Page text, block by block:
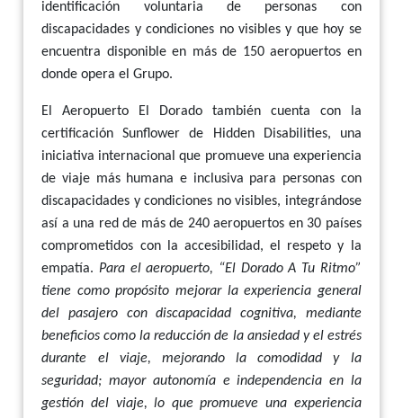
identificación voluntaria de personas con
discapacidades y condiciones no visibles y que hoy se
encuentra disponible en más de 150 aeropuertos en
donde opera el Grupo.
El Aeropuerto El Dorado también cuenta con la
certificación Sunflower de Hidden Disabilities, una
iniciativa internacional que promueve una experiencia
de viaje más humana e inclusiva para personas con
discapacidades y condiciones no visibles, integrándose
así a una red de más de 240 aeropuertos en 30 países
comprometidos con la accesibilidad, el respeto y la
empatía.Para el aeropuerto, “El Dorado A Tu Ritmo”
tiene como propósito mejorar la experiencia general
del pasajero con discapacidad cognitiva, mediante
beneficios como la reducción de la ansiedad y el estrés
durante el viaje, mejorando la comodidad y la
seguridad; mayor autonomía e independencia en la
gestión del viaje, lo que promueve una experiencia